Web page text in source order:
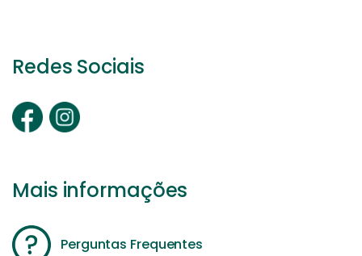
Redes Sociais
Mais informações
Perguntas Frequentes